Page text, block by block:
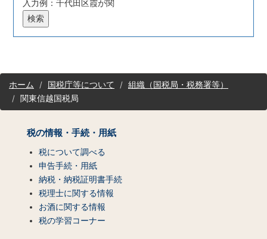
入力例：千代田区霞が関
サ
イホーム 国税庁等について
組織（国税局・税務署等）
関東信越国税局
税の情報・手続・用紙
税について調べる
申告手続・用紙
納税・納税証明書手続
税理士に関する情報
お酒に関する情報
税の学習コーナー